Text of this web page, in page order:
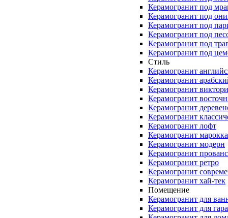
Керамогранит под
Керамогранит под
Керамогранит под
Керамогранит под
Керамогранит под
Керамогранит под
Стиль
Керамогранит
Керамогранит
Керамогранит
Керамогранит
Керамогранит
Керамогранит
Керамогранит лофт
Керамогранит
Керамогранит модерн
Керамогранит прованс
Керамогранит ретро
Керамогранит
Керамогранит хай-тек
Помещение
Керамогранит для
Керамогранит для